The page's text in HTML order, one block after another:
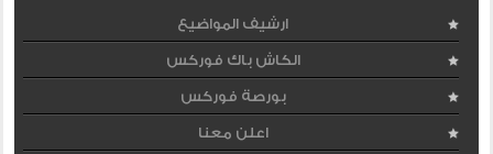
ارشيف المواضيع
الكاش باك فوركس
بورصة فوركس
اعلن معنا